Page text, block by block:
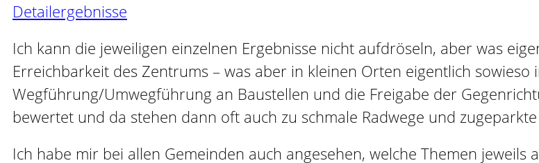
Detailergebnisse
Ich kann die jeweiligen einzelnen Ergebnisse nicht aufdröseln, aber was
Erreichbarkeit des Zentrums – was aber in kleinen Orten eigentlich
Wegführung/Umwegführung an Baustellen und die Freigabe der
bewertet und da stehen dann oft auch zu schmale Radwege und zugeparkte
Ich habe mir bei allen Gemeinden auch angesehen, welche Themen